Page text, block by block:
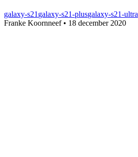
galaxy-s21 galaxy-s21-plusgalaxy-s21-ultra
Franke Koornneef• 18 december 2020